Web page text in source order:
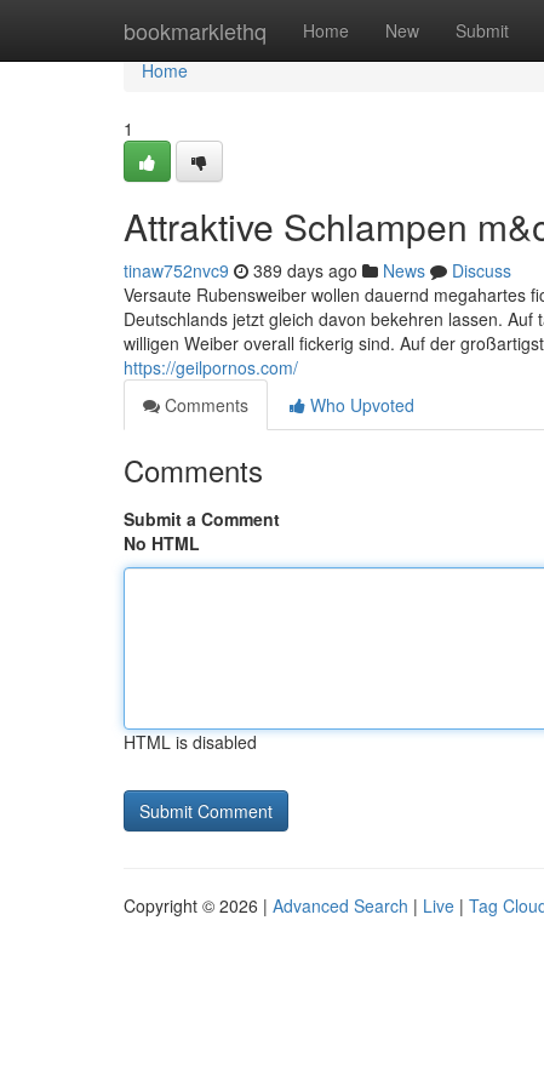
bookmarklethq Home New Submit
Home
Home
1
Attraktive Schlampen
tinaw752nvc9 389 days ago News
Discuss
Versaute Rubensweiber wollen dauernd megahartes
Deutschlands jetzt gleich davon bekehren lassen.
willigen Weiber overall fickerig sind. Auf der
https://geilpornos.com/
Comments
Who Upvoted
Comments
Submit a Comment
No HTML
HTML is disabled
Copyright © 2026 | Advanced Search | Live | Tag